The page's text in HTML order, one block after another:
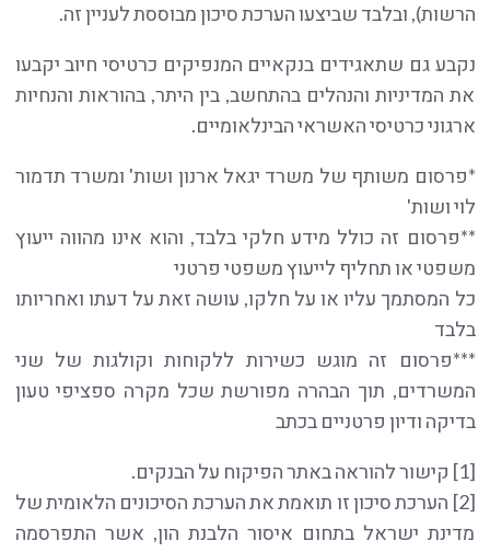
הרשות), ובלבד שביצעו הערכת סיכון מבוססת לעניין זה.
נקבע גם שתאגידים בנקאיים המנפיקים כרטיסי חיוב יקבעו
את המדיניות והנהלים בהתחשב, בין היתר, בהוראות והנחיות
ארגוני כרטיסי האשראי הבינלאומיים.
*פרסום משותף של משרד יגאל ארנון ושות' ומשרד תדמור
לוי ושות'
**פרסום זה כולל מידע חלקי בלבד, והוא אינו מהווה ייעוץ
משפטי או תחליף לייעוץ משפטי פרטני
כל המסתמך עליו או על חלקו, עושה זאת על דעתו ואחריותו
בלבד
***פרסום זה מוגש כשירות ללקוחות וקולגות של שני
המשרדים, תוך הבהרה מפורשת שכל מקרה ספציפי טעון
בדיקה ודיון פרטניים בכתב
[1] קישור להוראה באתר הפיקוח על הבנקים.
[2] הערכת סיכון זו תואמת את הערכת הסיכונים הלאומית של
מדינת ישראל בתחום איסור הלבנת הון, אשר התפרסמה